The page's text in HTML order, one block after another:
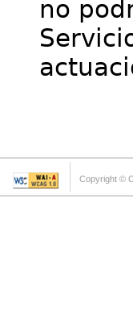
no
Copyright ©